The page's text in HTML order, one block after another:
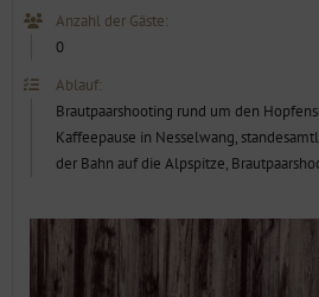
0
Ablauf:
Brautpaarshooting rund um den
Kaffeepause in Nesselwang,
der Bahn auf die Alpspitze,